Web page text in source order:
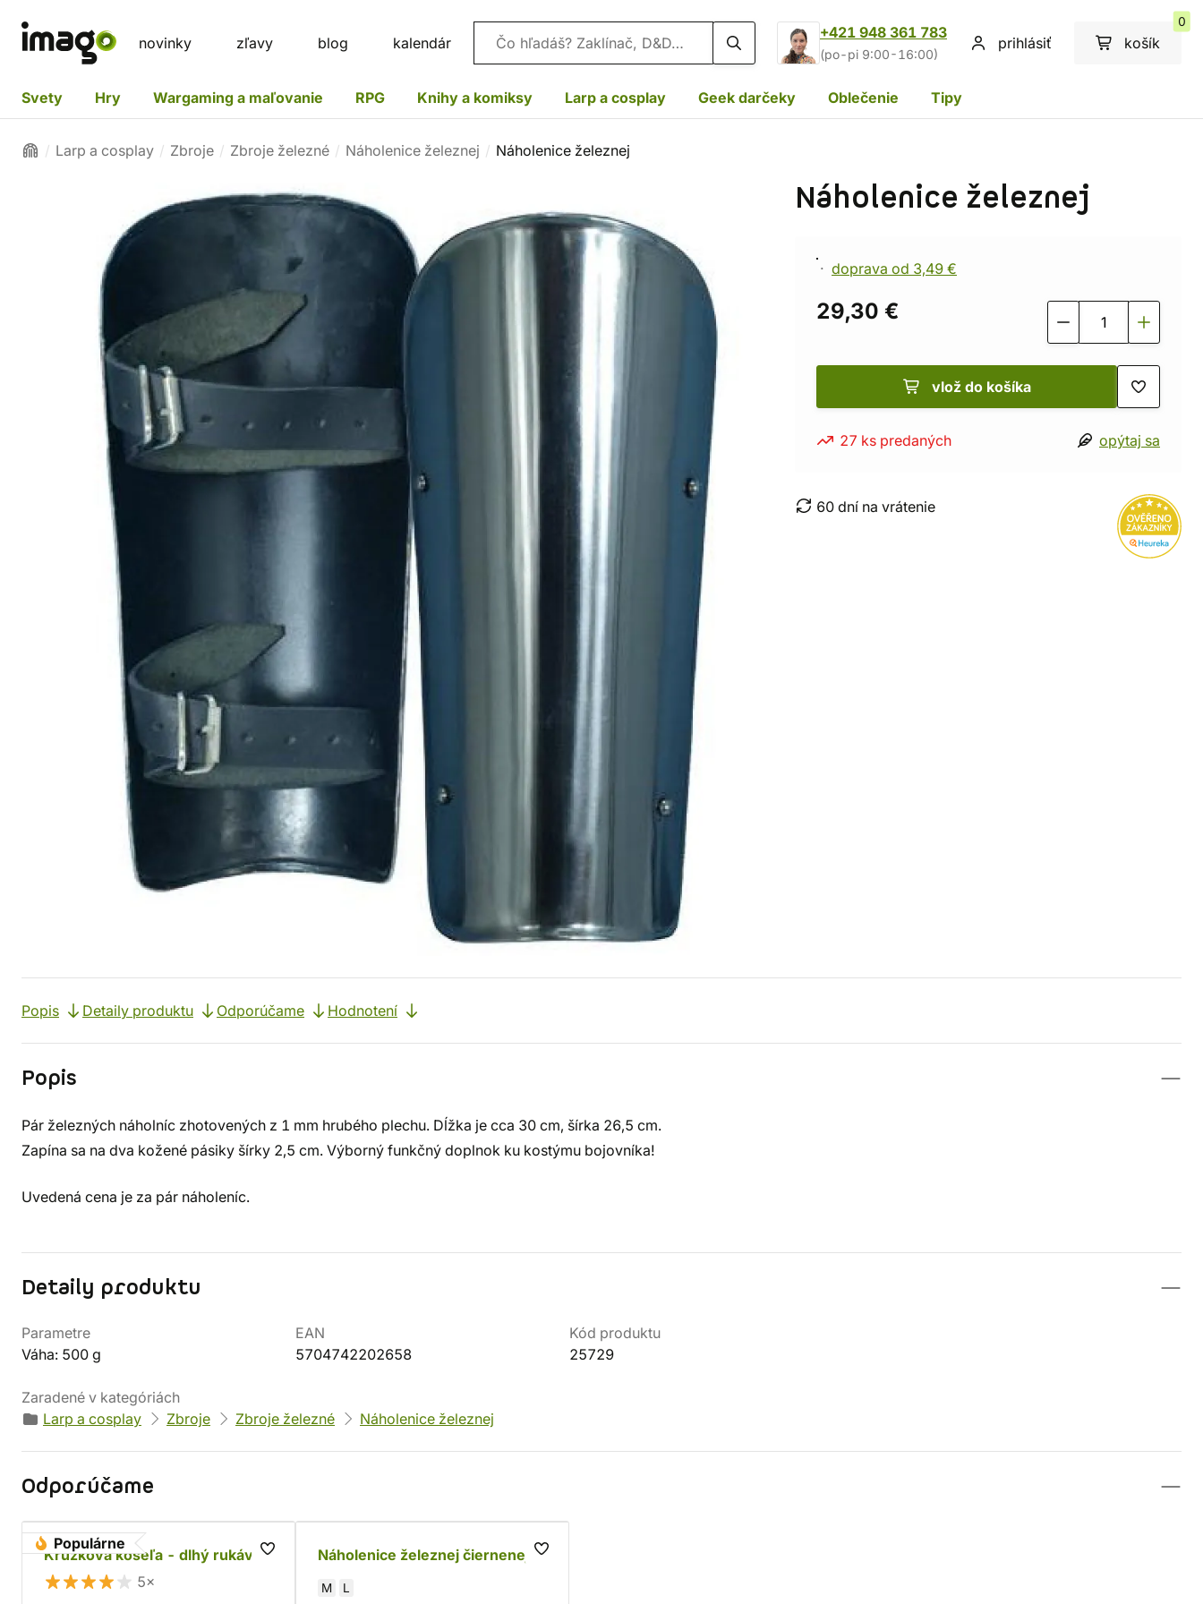
novinky zľavy blog kalendár Vyhľadávanie
+421 948 361 783
(po-pi 9:00-16:00)
prihlásiť košík
0
Svety Hry Wargaming a maľovanie RPG Knihy a komiksy Larp a cosplay Geek darčeky Oblečenie Tipy
Larp a cosplay Zbroje Zbroje železné Náholenice železnej Náholenice železnej
Náholenice železnej
doprava od 3,49 €
29,30 €
vlož do košíka
27 ks predaných opýtaj sa
60 dní na vrátenie
Popis Detaily produktu Odporúčame Hodnotení
Popis
Pár železných náholníc zhotovených z 1 mm hrubého plechu. Dĺžka je cca 30 cm, šírka 26,5 cm.
Zapína sa na dva kožené pásiky šírky 2,5 cm. Výborný funkčný doplnok ku kostýmu bojovníka!
Uvedená cena je za pár náholeníc.
Detaily produktu
Parametre
Váha: 500 g
EAN
5704742202658
Kód produktu
25729
Zaradené v kategóriách
Larp a cosplay
Zbroje Zbroje železné Náholenice železnej
Odporúčame
Populárne
Krúžková košeľa - dlhý rukáv
5×
Náholenice železnej čiernenej
M L